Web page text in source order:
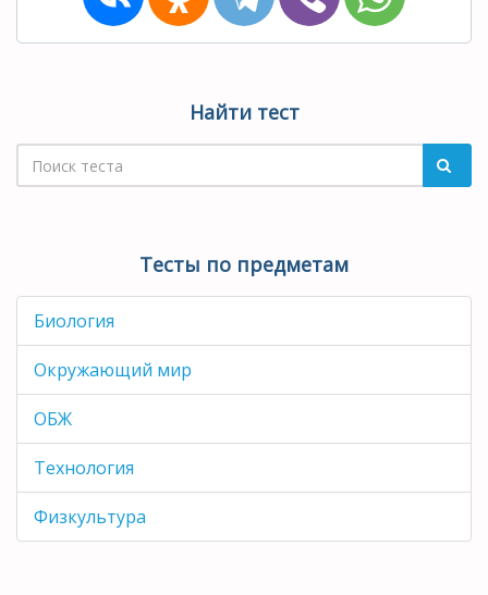
Найти тест
Тесты по предметам
Биология
Окружающий мир
ОБЖ
Технология
Физкультура